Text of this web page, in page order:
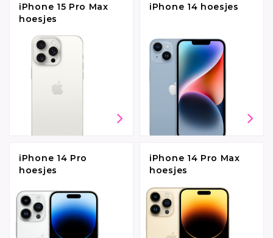
iPhone 15 Pro Max
hoesjes
iPhone 14 hoesjes
iPhone 14 Pro
hoesjes
iPhone 14 Pro Max
hoesjes